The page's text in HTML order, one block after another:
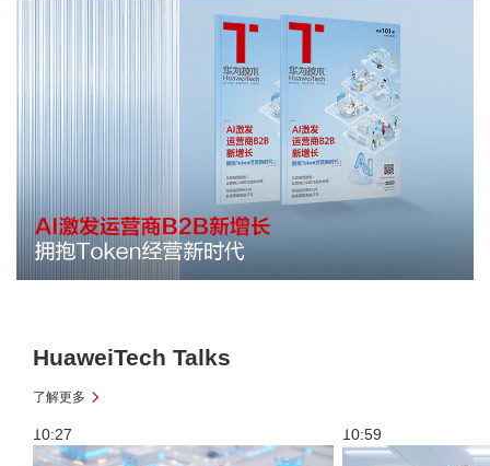
HuaweiTech Talks
了解更多
10:27 10:59